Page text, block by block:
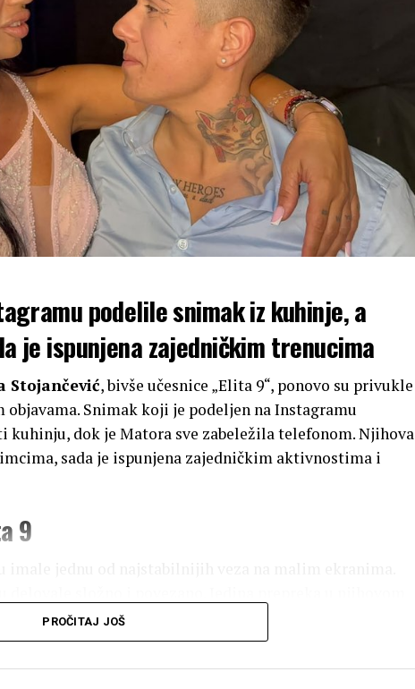
podelile snimak iz kuhinje, a
je ispunjena zajedničkim trenucima
Stojančević, bivše učesnice „Elita 9“, ponovo su privukle
Snimak koji je podeljen na Instagramu
kuhinju, dok je Matora sve zabeležila telefonom. Njihova
sada je ispunjena zajedničkim aktivnostima i
9
nije u potpunosti prihvatala Jovanu Tomić Matoru.
neraspoložene.
PROČITAJ JOŠ